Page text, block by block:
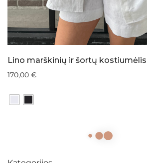
Lino marškinių ir šortų kostiumėlis
170,00 €